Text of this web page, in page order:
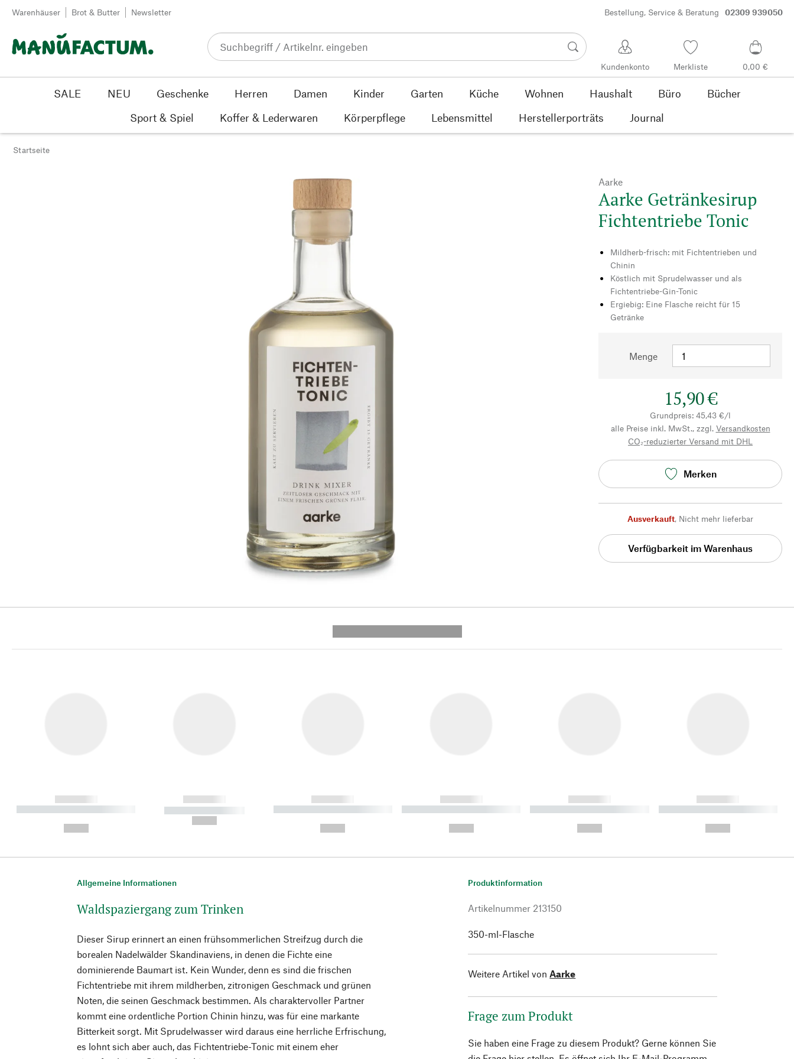
Zum Inhalt springen
Warenhäuser Brot & Butter Newsletter Bestellung, Service & Beratung 02309 939050
Kundenkonto Merkliste 0,00 €
SALE NEU Geschenke Herren Damen Kinder Garten Küche Wohnen Haushalt Büro
Bücher
Sport & Spiel
Koffer & Lederwaren Körperpflege Lebensmittel Herstellerporträts Journal
Startseite
Aarke
Aarke Getränkesirup
Fichtentriebe Tonic
Mildherb-frisch: mit Fichtentrieben und
Chinin
Köstlich mit Sprudelwasser und als
Fichtentriebe-Gin-Tonic
Ergiebig: Eine Flasche reicht für 15
Getränke
Menge
15,90 €
Grundpreis: 45,43 €/l
alle Preise inkl. MwSt., zzgl. Versandkosten
CO₂-reduzierter Versand mit DHL
Merken
Ausverkauft, Nicht mehr lieferbar
Verfügbarkeit im Warenhaus
------------
----------- ----------- ----------
------------
----------- -----------
------------
----------- ----------- ----------
------------
----------- ----------- ----------
------------
----------- ----------- ----------
------------
----------- ----------- ----------
Allgemeine Informationen
Waldspaziergang zum Trinken
Dieser Sirup erinnert an einen frühsommerlichen Streifzug durch die
borealen Nadelwälder Skandinaviens, in denen die Fichte eine
dominierende Baumart ist. Kein Wunder, denn es sind die frischen
Fichtentriebe mit ihrem mildherben, zitronigen Geschmack und grünen
Noten, die seinen Geschmack bestimmen. Als charaktervoller Partner
kommt eine ordentliche Portion Chinin hinzu, was für eine markante
Bitterkeit sorgt. Mit Sprudelwasser wird daraus eine herrliche Erfrischung,
es lohnt sich aber auch, das Fichtentriebe-Tonic mit einem eher
Produktinformation
Artikelnummer 213150
350-ml-Flasche
Weitere Artikel von Aarke
Frage zum Produkt
Sie haben eine Frage zu diesem Produkt? Gerne können Sie